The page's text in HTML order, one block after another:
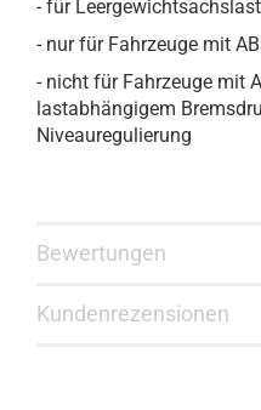
- für
- nur für Fahrzeuge mit
- nicht für Fahrzeuge mit
lastabhängigem
Niveauregulierung
Bewertungen
Kundenrezensionen